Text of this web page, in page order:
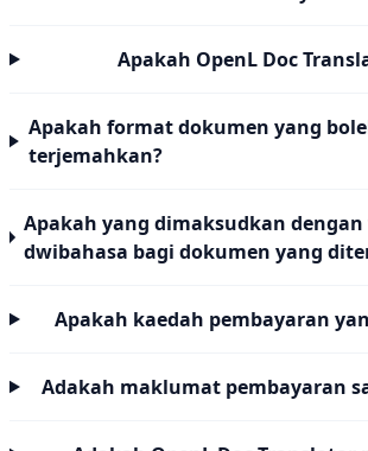
Apakah OpenL Doc
Apakah format dokumen yang
terjemahkan?
Apakah yang dimaksudkan dengan
dwibahasa bagi dokumen yang
Apakah kaedah pembayaran
Adakah maklumat pembayaran